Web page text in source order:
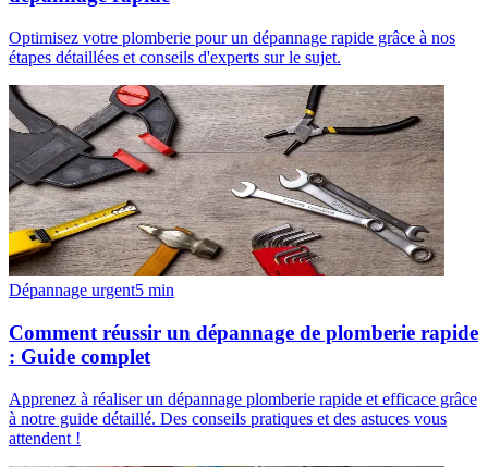
Optimisez votre plomberie pour un dépannage rapide grâce à nos
étapes détaillées et conseils d'experts sur le sujet.
Dépannage urgent5 min
Comment réussir un dépannage de plomberie rapide
: Guide complet
Apprenez à réaliser un dépannage plomberie rapide et efficace grâce
à notre guide détaillé. Des conseils pratiques et des astuces vous
attendent !